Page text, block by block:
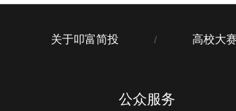
关于叩富简投 / 高校大赛
公众服务